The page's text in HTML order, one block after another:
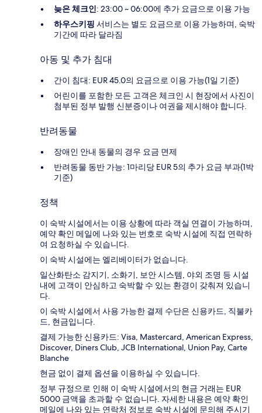
늦은 체크인: 23:00 ~ 06:00에 추가 요금으로 이용 가능
하우스키핑 서비스는 별도 요금으로 이용 가능하며, 숙박
기간에 따라 달라짐
아동 및 추가 침대
간이 침대: EUR 45.0의 요금으로 이용 가능(1일 기준)
어린이를 포함한 모든 고객은 체크인 시 현장에서 사진이
첨부된 정부 발행 신분증이나 여권을 제시해야 합니다.
반려동물
장애인 안내 동물의 경우 요금 면제
반려동물 동반 가능: 1마리당 EUR 5의 추가 요금 부과(1박
기준)
정책
이 숙박 시설에서는 이용 상황에 따라 객실 연결이 가능하며,
예약 확인 메일에 나와 있는 번호로 숙박 시설에 직접 연락하
여 요청하실 수 있습니다.
이 숙박 시설에는 엘리베이터가 없습니다.
일산화탄소 감지기, 소화기, 보안 시스템, 야외 조명 등 시설
내에 고객이 안심하고 숙박할 수 있는 환경이 갖춰져 있습니
다.
이 숙박 시설에서 사용 가능한 결제 수단은 신용카드, 직불카
드, 현금입니다.
결제 가능한 신용카드: Visa, Mastercard, American Express,
Discover, Diners Club, JCB International, Union Pay, Carte
Blanche
현금 없이 결제 옵션을 이용하실 수 있습니다.
정부 규정으로 인해 이 숙박 시설에서의 현금 거래는 EUR
5000 금액을 초과할 수 없습니다. 자세한 내용은 예약 확인
메일에 나와 있는 연락처 정보로 숙박 시설에 문의해 주시기